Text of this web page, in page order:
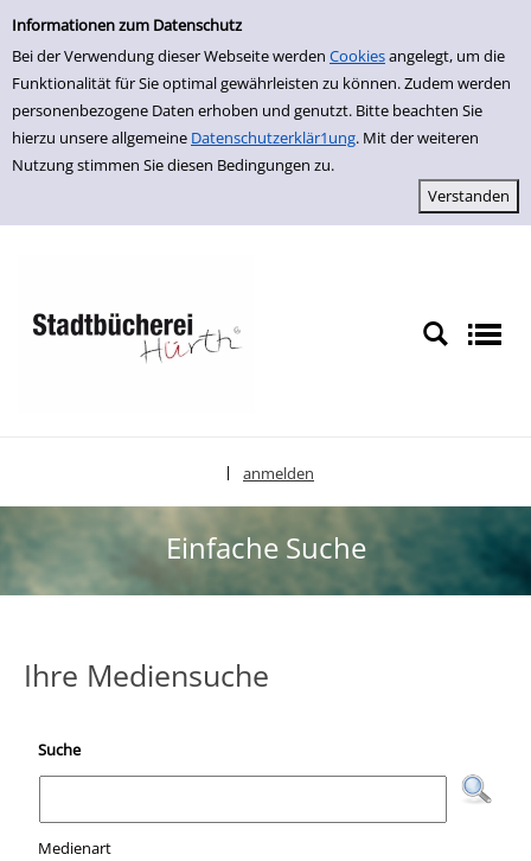
Einfache Suche
Informationen zum Datenschutz
Bei der Verwendung dieser Webseite werden Cookiesangelegt, um die
Funktionalität für Sie optimal gewährleisten zu können. Zudem werden
personenbezogene Daten erhoben und genutzt. Bitte beachten Sie
hierzu unsere allgemeine Datenschutzerklär1ung. Mit der weiteren
Nutzung stimmen Sie diesen Bedingungen zu.
zur Navigation springen
zum Inhalt springen
Zur Detailanzeige springen
anmelden
Einfache Suche
Ihre Mediensuche
Suche
Medienart